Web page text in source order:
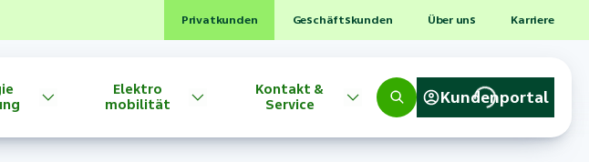
Privatkunden Geschäftskunden Über uns Karriere
Elektro
mobilität
Kontakt &
Service
Kundenportal